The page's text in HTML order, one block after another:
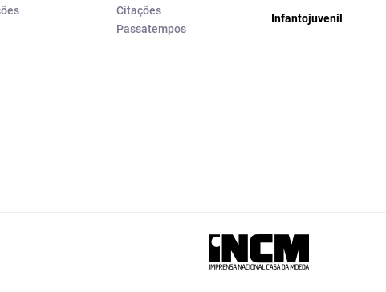
Citações
Passatempos
Infantojuvenil